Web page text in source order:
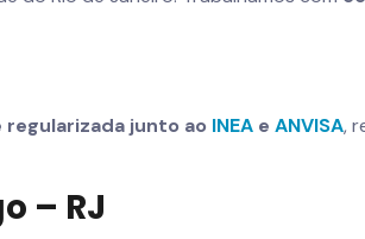
junto ao INEA e ANVISA,
– RJ